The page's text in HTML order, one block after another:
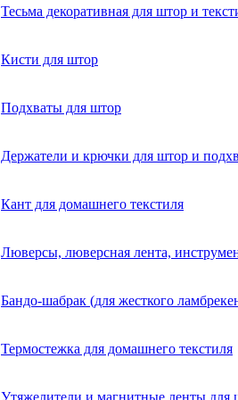
Тесьма декоративная для штор и
Кисти для штор
Подхваты для штор
Держатели и крючки для штор и
Кант для домашнего текстиля
Люверсы, люверсная лента,
Бандо-шабрак (для жесткого
Термостежка для домашнего текстиля
Утяжелители и магнитные ленты для